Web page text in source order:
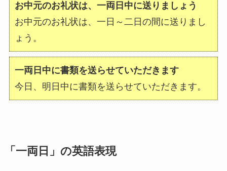
お中元のお礼状は、一両日中に送りましょう
お中元のお礼状は、一日～二日の間に送りまし
ょう。
一両日中に書類を送らせていただきます
今日、明日中に書類を送らせていただきます。
「一両日」の英語表現